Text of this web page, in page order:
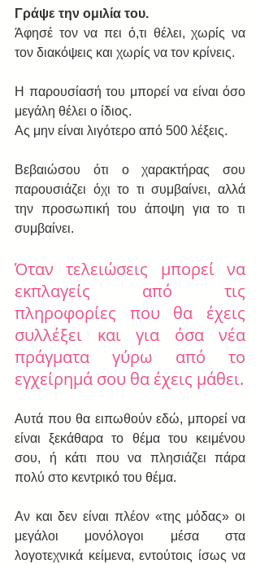
Γράψε την ομιλία του.
Άφησέ τον να πει ό,τι θέλει, χωρίς να
τον διακόψεις και χωρίς να τον κρίνεις.
Η παρουσίασή του μπορεί να είναι όσο
μεγάλη θέλει ο ίδιος.
Ας μην είναι λιγότερο από 500 λέξεις.
Βεβαιώσου ότι ο χαρακτήρας σου
παρουσιάζει όχι το τι συμβαίνει, αλλά
την προσωπική του άποψη για το τι
συμβαίνει.
Όταν τελειώσεις μπορεί να
εκπλαγείς από τις
πληροφορίες που θα έχεις
συλλέξει και για όσα νέα
πράγματα γύρω από το
εγχείρημά σου θα έχεις μάθει.
Αυτά που θα ειπωθούν εδώ, μπορεί να
είναι ξεκάθαρα το θέμα του κειμένου
σου, ή κάτι που να πλησιάζει πάρα
πολύ στο κεντρικό του θέμα.
Αν και δεν είναι πλέον «της μόδας» οι
μεγάλοι μονόλογοι μέσα στα
λογοτεχνικά κείμενα, εντούτοις ίσως να